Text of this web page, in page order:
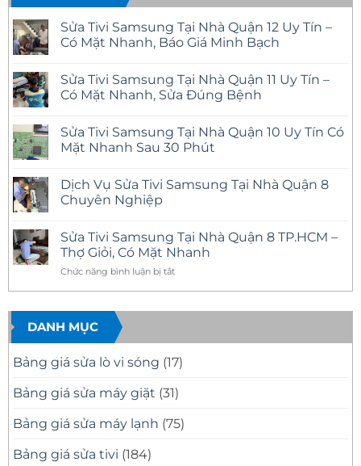
Sửa Tivi Samsung Tại Nhà Quận 12 Uy Tín –
Có Mặt Nhanh, Báo Giá Minh Bạch
bình
luận
ở
Samsung
Tại
Nhà
Uy
Tín
–
Nhanh,
Báo
Giá
Minh
Sửa Tivi Samsung Tại Nhà Quận 11 Uy Tín –
Có Mặt Nhanh, Sửa Đúng Bệnh
bình
luận
ở
Samsung
Tại
Nhà
Uy
Tín
Có
Nhanh,
Đúng
Bệnh
Sửa Tivi Samsung Tại Nhà Quận 10 Uy Tín Có
Mặt Nhanh Sau 30 Phút
bình
luận
ở
Samsung
Tại
Nhà
Quận
Uy
Có
Mặt
Nhanh
Sau
Phút
Dịch Vụ Sửa Tivi Samsung Tại Nhà Quận 8
Chuyên Nghiệp
bình
luận
ở
Dịch
Sửa
Samsung
Tại
Nhà
Quận
Chuyên
Sửa Tivi Samsung Tại Nhà Quận 8 TP.HCM –
Thợ Giỏi, Có Mặt Nhanh
Chức năng bình luận bị tắtở
Samsung
8
–
Giỏi,
DANH MỤC
Bảng giá sửa lò vi sóng (17)
Bảng giá sửa máy giặt (31)
Bảng giá sửa máy lạnh (75)
Bảng giá sửa tivi (184)